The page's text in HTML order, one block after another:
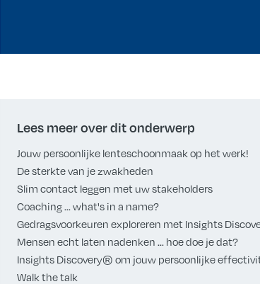
Lees meer over dit onderwerp
Jouw persoonlijke lenteschoonmaak op het werk!
De sterkte van je zwakheden
Slim contact leggen met uw stakeholders
Coaching ... what's in a name?
Gedragsvoorkeuren exploreren met Insights
Mensen echt laten nadenken ... hoe doe je dat?
Insights Discovery® om jouw persoonlijke
Walk the talk